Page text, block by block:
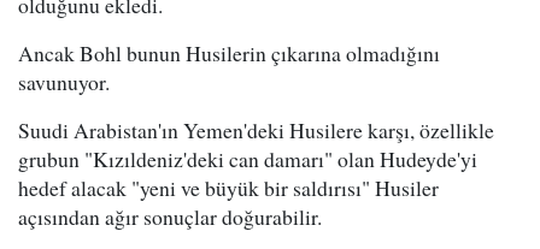
Ancak Bohl bunun Husilerin çıkarına olmadığını
savunuyor.
Suudi Arabistan'ın Yemen'deki Husilere karşı, özellikle
grubun "Kızıldeniz'deki can damarı" olan Hudeyde'yi
hedef alacak "yeni ve büyük bir saldırısı" Husiler
açısından ağır sonuçlar doğurabilir.